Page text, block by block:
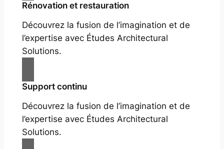
Rénovation et restauration
Découvrez la fusion de l’imagination et de
l’expertise avec Études Architectural
Solutions.
Support continu
Découvrez la fusion de l’imagination et de
l’expertise avec Études Architectural
Solutions.